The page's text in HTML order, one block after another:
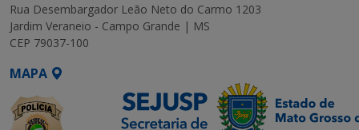
Rua Desembargador Leão Neto do Carmo 1203
Jardim Veraneio - Campo Grande | MS
CEP 79037-100
MAPA